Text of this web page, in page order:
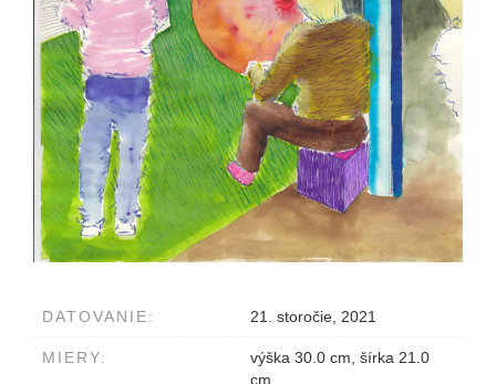
DATOVANIE: 21. storočie, 2021
MIERY:
výška 30.0 cm, šírka 21.0
cm